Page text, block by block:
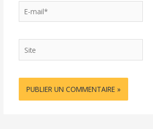
mail*